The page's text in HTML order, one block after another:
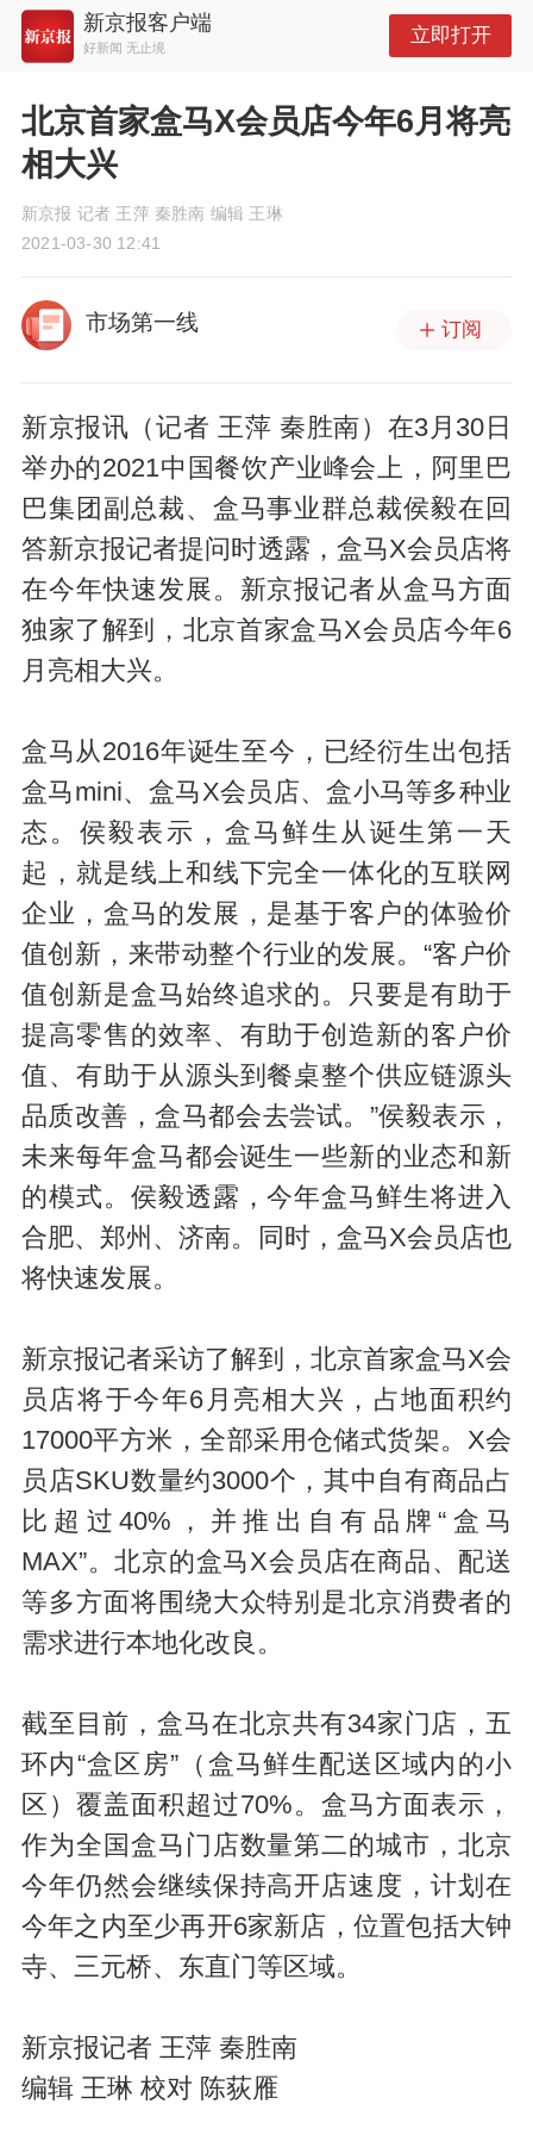
新京报客户端
好新闻 无止境
立即打开
北京首家盒马X会员店今年6月将亮
相大兴
新京报 记者 王萍 秦胜南 编辑 王琳
2021-03-30 12:41
市场第一线 订阅
新京报讯（记者 王萍 秦胜南）在3月30日
举办的2021中国餐饮产业峰会上，阿里巴
巴集团副总裁、盒马事业群总裁侯毅在回
答新京报记者提问时透露，盒马X会员店将
在今年快速发展。新京报记者从盒马方面
独家了解到，北京首家盒马X会员店今年6
月亮相大兴。
盒马从2016年诞生至今，已经衍生出包括
盒马mini、盒马X会员店、盒小马等多种业
态。侯毅表示，盒马鲜生从诞生第一天
起，就是线上和线下完全一体化的互联网
企业，盒马的发展，是基于客户的体验价
值创新，来带动整个行业的发展。“客户价
值创新是盒马始终追求的。只要是有助于
提高零售的效率、有助于创造新的客户价
值、有助于从源头到餐桌整个供应链源头
品质改善，盒马都会去尝试。”侯毅表示，
未来每年盒马都会诞生一些新的业态和新
的模式。侯毅透露，今年盒马鲜生将进入
合肥、郑州、济南。同时，盒马X会员店也
将快速发展。
新京报记者采访了解到，北京首家盒马X会
员店将于今年6月亮相大兴，占地面积约
17000平方米，全部采用仓储式货架。X会
员店SKU数量约3000个，其中自有商品占
比超过40%，并推出自有品牌“盒马
MAX”。北京的盒马X会员店在商品、配送
等多方面将围绕大众特别是北京消费者的
需求进行本地化改良。
截至目前，盒马在北京共有34家门店，五
环内“盒区房”（盒马鲜生配送区域内的小
区）覆盖面积超过70%。盒马方面表示，
作为全国盒马门店数量第二的城市，北京
今年仍然会继续保持高开店速度，计划在
今年之内至少再开6家新店，位置包括大钟
寺、三元桥、东直门等区域。
新京报记者 王萍 秦胜南
编辑 王琳 校对 陈荻雁